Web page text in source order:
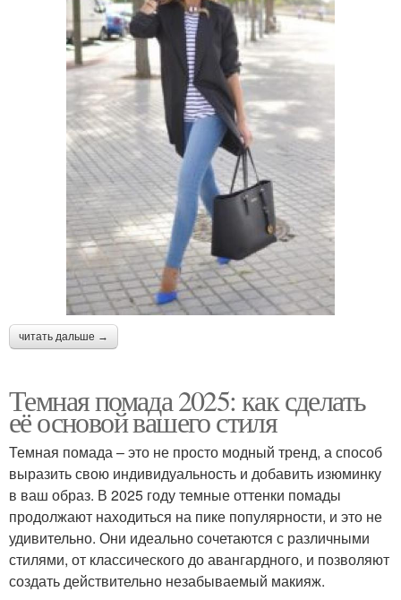
читать дальше →
Темная помада 2025: как сделать
её основой вашего стиля
Темная помада – это не просто модный тренд, а способ
выразить свою индивидуальность и добавить изюминку
в ваш образ. В 2025 году темные оттенки помады
продолжают находиться на пике популярности, и это не
удивительно. Они идеально сочетаются с различными
стилями, от классического до авангардного, и позволяют
создать действительно незабываемый макияж.